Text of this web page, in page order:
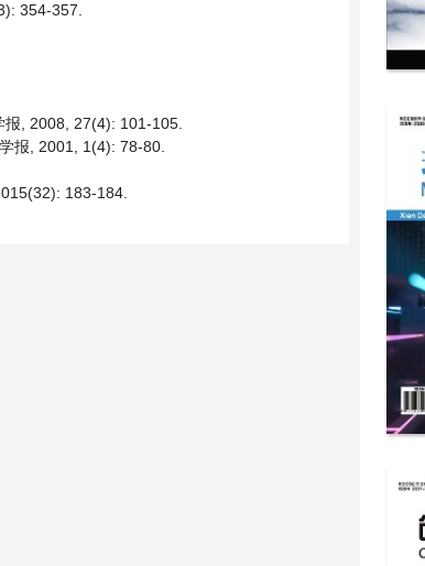
354-357.
, 2008, 27(4): 101-105.
报, 2001, 1(4): 78-80.
183-184.